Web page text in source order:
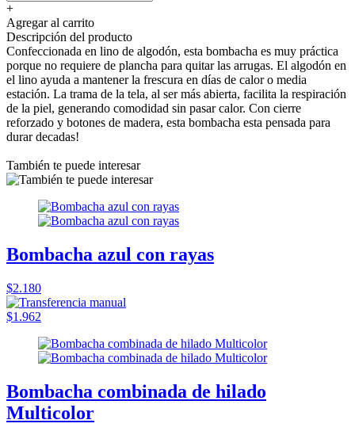
+
Agregar al carrito
Descripción del producto
Confeccionada en lino de algodón, esta bombacha es muy práctica
porque no requiere de plancha para quitar las arrugas. El algodón en
el lino ayuda a mantener la frescura en días de calor o media
estación. La trama de la tela, al ser más abierta, facilita la respiración
de la piel, generando comodidad sin pasar calor. Con cierre
reforzado y botones de madera, esta bombacha esta pensada para
durar decadas!
También te puede interesar
Bombacha azul con rayas
$2.180
$1.962
Bombacha combinada de hilado
Multicolor